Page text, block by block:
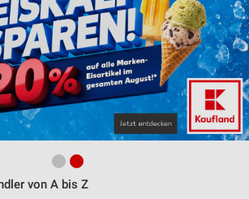
von A bis Z